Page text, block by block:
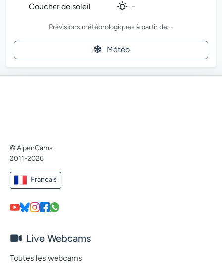
Coucher de soleil
-
Prévisions météorologiques à partir de: -
Météo
© AlpenCams
2011-2026
Français
Live Webcams
Toutes les webcams